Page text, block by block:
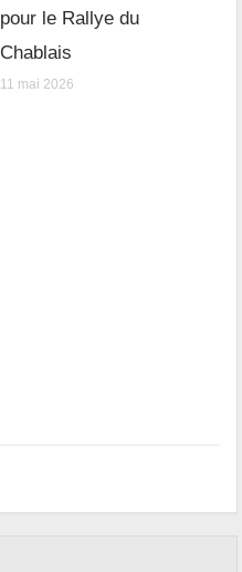
pour le Rallye du
Chablais
11 mai 2026